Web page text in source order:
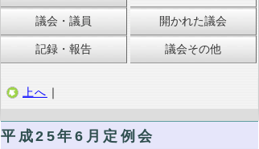
議会・議員 開かれた議会
記録・報告 議会その他
上へ ｜
平成25年6月定例会